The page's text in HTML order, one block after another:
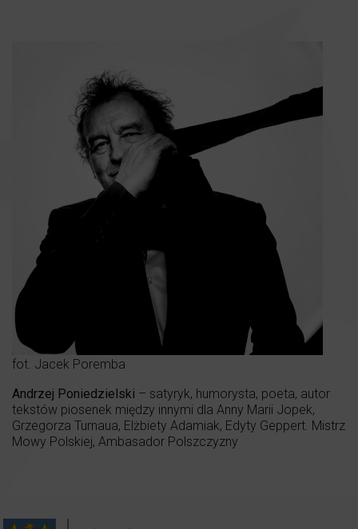
fot. Jacek Poremba
Andrzej Poniedzielski – satyryk, humorysta, poeta, autor
tekstów piosenek między innymi dla Anny Marii Jopek,
Grzegorza Turnaua, Elżbiety Adamiak, Edyty Geppert. Mistrz
Mowy Polskiej, Ambasador Polszczyzny